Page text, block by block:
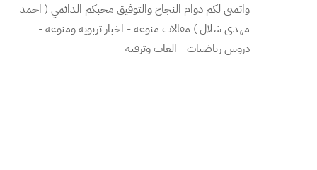
واتمنى لكم دوام النجاح والتوفيق محبكم الدائمي ( احمد
مهدي شلال ) مقالات منوعه - اخبار تربويه ومنوعه -
دروس رياضيات - العاب وترفيه